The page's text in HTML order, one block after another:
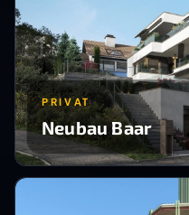
PRIVAT
Neubau Baar